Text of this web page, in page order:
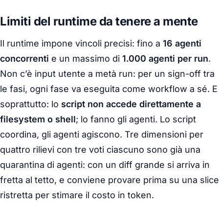
Limiti del runtime da tenere a mente
Il runtime impone vincoli precisi: fino a 16 agenti
concorrenti e un massimo di 1.000 agenti per run.
Non c’è input utente a metà run: per un sign-off tra
le fasi, ogni fase va eseguita come workflow a sé. E
soprattutto: lo script non accede direttamente a
filesystem o shell; lo fanno gli agenti. Lo script
coordina, gli agenti agiscono. Tre dimensioni per
quattro rilievi con tre voti ciascuno sono già una
quarantina di agenti: con un diff grande si arriva in
fretta al tetto, e conviene provare prima su una slice
ristretta per stimare il costo in token.